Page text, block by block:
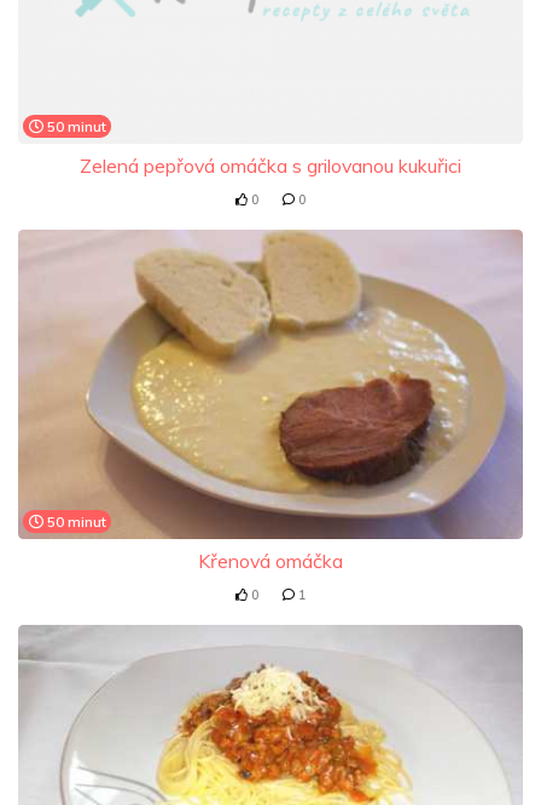
50 minut
Zelená pepřová omáčka s grilovanou kukuřici
0 0
50 minut
Křenová omáčka
0 1